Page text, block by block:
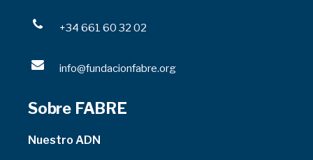
+34 661 60 32 02
info@fundacionfabre.org
Sobre FABRE
Nuestro ADN